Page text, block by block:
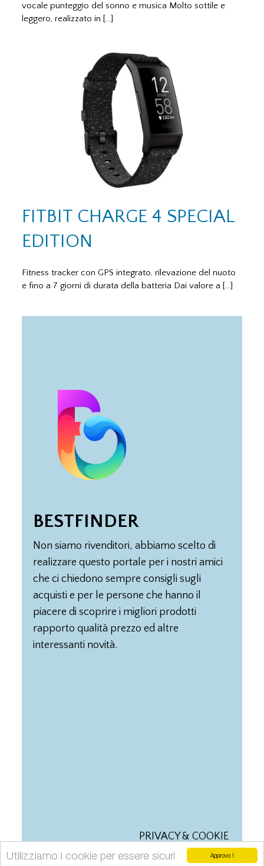
Approvo !
Utilizziamo i cookie per essere sicuri
vocale punteggio del sonno e musica Molto sottile e
leggero, realizzato in […]
FITBIT CHARGE 4 SPECIAL
EDITION
Fitness tracker con GPS integrato, rilevazione del nuoto
e fino a 7 giorni di durata della batteria Dai valore a […]
BESTFINDER
Non siamo rivenditori, abbiamo scelto di
realizzare questo portale per i nostri amici
che ci chiedono sempre consigli sugli
acquisti e per le persone che hanno il
piacere di scoprire i migliori prodotti
rapporto qualità prezzo ed altre
interessanti novità.
PRIVACY & COOKIE